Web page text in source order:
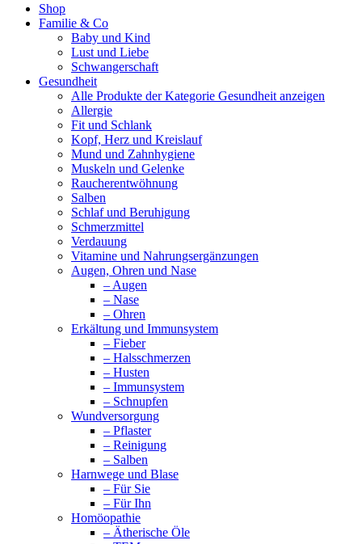
Shop
Familie & Co
Baby und Kind
Lust und Liebe
Schwangerschaft
Gesundheit
Alle Produkte der Kategorie Gesundheit anzeigen
Allergie
Fit und Schlank
Kopf, Herz und Kreislauf
Mund und Zahnhygiene
Muskeln und Gelenke
Raucherentwöhnung
Salben
Schlaf und Beruhigung
Schmerzmittel
Verdauung
Vitamine und Nahrungsergänzungen
Augen, Ohren und Nase
– Augen
– Nase
– Ohren
Erkältung und Immunsystem
– Fieber
– Halsschmerzen
– Husten
– Immunsystem
– Schnupfen
Wundversorgung
– Pflaster
– Reinigung
– Salben
Harnwege und Blase
– Für Sie
– Für Ihn
Homöopathie
– Ätherische Öle